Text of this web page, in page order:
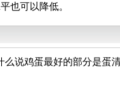
也可以降低。
么说鸡蛋最好的部分是蛋